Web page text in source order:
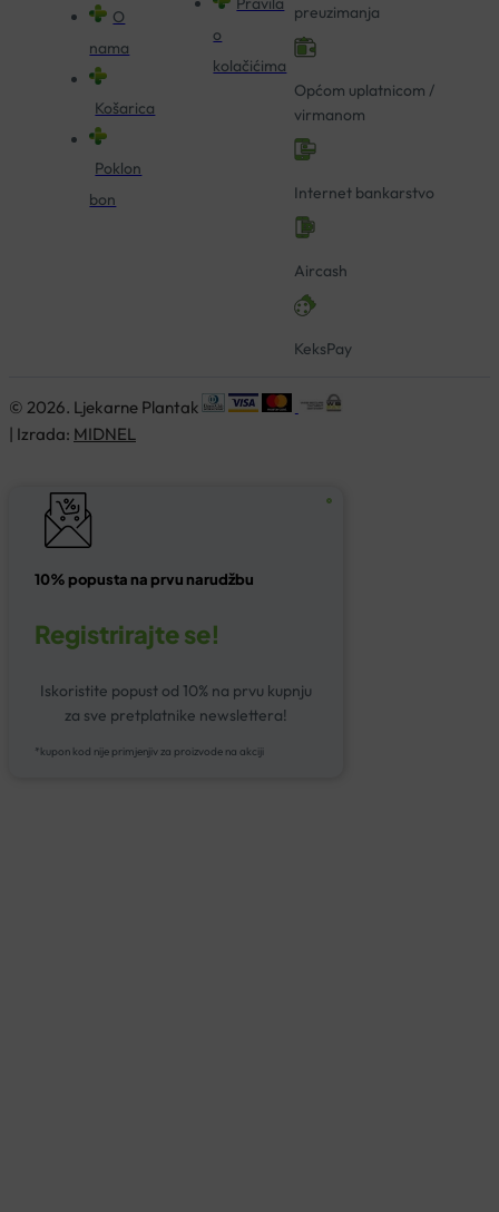
O
nama
Košarica
Poklon
bon
o
kolačićima
preuzimanja
Općom uplatnicom /
virmanom
Internet bankarstvo
Aircash
KeksPay
© 2026. Ljekarne Plantak
| Izrada: MIDNEL
10% popusta na prvu narudžbu
Registrirajte se!
Iskoristite popust od 10% na prvu kupnju
za sve pretplatnike newslettera!
*kupon kod nije primjenjiv za proizvode na akciji